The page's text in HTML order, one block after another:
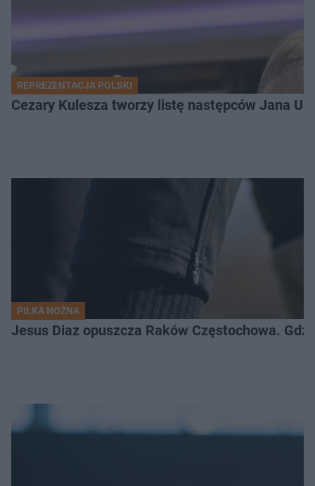
REPREZENTACJA POLSKI
Cezary Kulesza tworzy listę następców Jana
PIŁKA NOŻNA
Jesus Diaz opuszcza Raków Częstochowa.